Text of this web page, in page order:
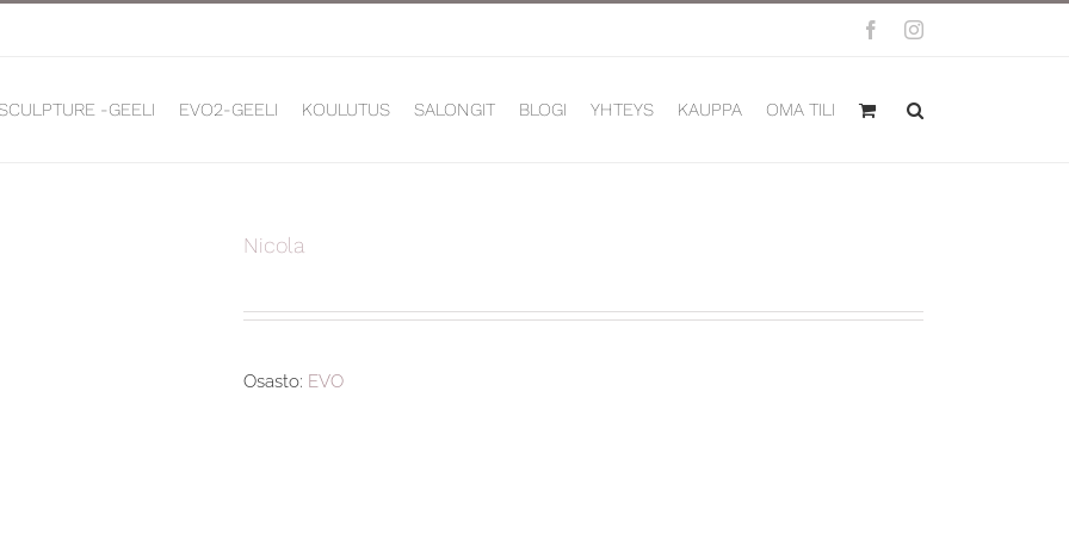
FacebookInstagram
-GEELI EVO2-GEELI KOULUTUS SALONGIT BLOGI YHTEYS KAUPPA OMA TILI
Nicola
Osasto: EVO